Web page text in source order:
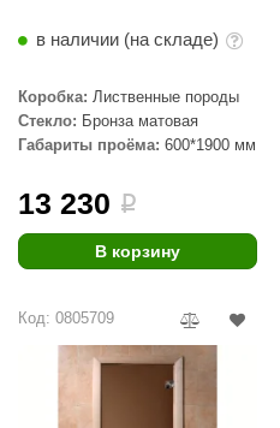
в наличии (на складе)
Коробка: Лиственные породы
Стекло: Бронза матовая
Габариты проёма: 600*1900 мм
13 230 i
В корзину
Код: 0805709